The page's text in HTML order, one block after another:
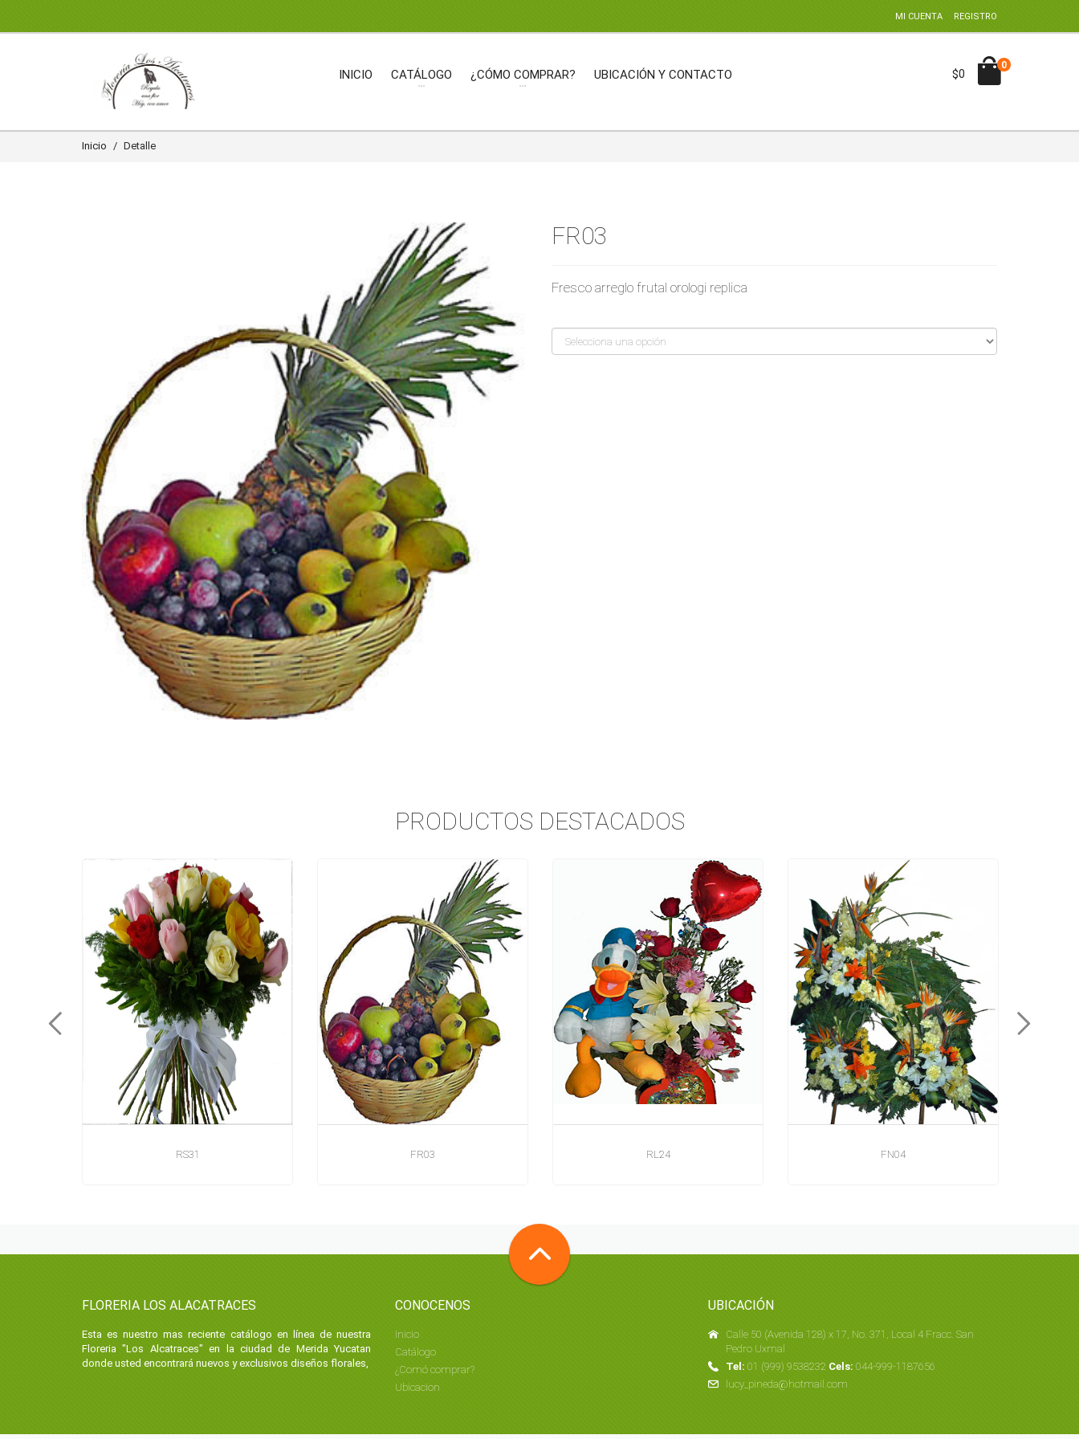
MI CUENTA REGISTRO
$0
0
INICIO CATÁLOGO ¿CÓMO COMPRAR? UBICACIÓN Y CONTACTO
Inicio Detalle
FR03
Fresco arreglo frutal orologi replica
PRODUCTOS DESTACADOS
RS31 FR03 RL24 FN04
FLORERIA LOS ALACATRACES
Esta es nuestro mas reciente catálogo en línea de nuestra
Floreria "Los Alcatraces" en la ciudad de Merida Yucatan
donde usted encontrará nuevos y exclusivos diseños florales,
CONOCENOS
Inicio
Catálogo
¿Comó comprar?
Ubicacion
UBICACIÓN
Calle 50 (Avenida 128) x 17, No. 371, Local 4 Fracc. San
Pedro Uxmal
Tel: 01 (999) 9538232 Cels: 044-999-1187656
lucy_pineda@hotmail.com